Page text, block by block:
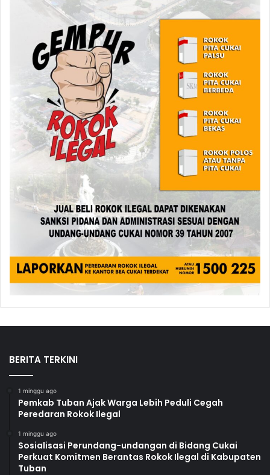
BERITA TERKINI
1 minggu ago
Pemkab Tuban Ajak Warga Lebih Peduli Cegah
Peredaran Rokok Ilegal
1 minggu ago
Sosialisasi Perundang-undangan di Bidang Cukai
Perkuat Komitmen Berantas Rokok Ilegal di Kabupaten
Tuban